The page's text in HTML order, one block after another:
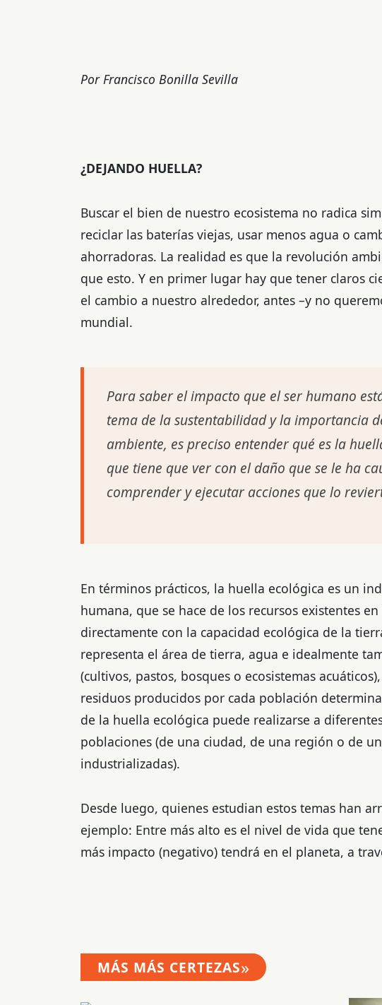
Por Francisco Bonilla Sevilla
¿DEJANDO HUELLA?
Buscar el bien de nuestro ecosistema no radica
reciclar las baterías viejas, usar menos agua o
ahorradoras. La realidad es que la revolución
que esto. Y en primer lugar hay que tener claros
el cambio a nuestro alrededor, antes –y no
mundial.
Para saber el impacto que el ser humano
tema de la sustentabilidad y la importancia
ambiente, es preciso entender qué es la
que tiene que ver con el daño que se le ha
comprender y ejecutar acciones que lo
En términos prácticos, la huella ecológica es un
humana, que se hace de los recursos existentes
directamente con la capacidad ecológica de la
representa el área de tierra, agua e idealmente
(cultivos, pastos, bosques o ecosistemas
residuos producidos por cada población
de la huella ecológica puede realizarse a
poblaciones (de una ciudad, de una región o de
industrializadas).
Desde luego, quienes estudian estos temas han
ejemplo: Entre más alto es el nivel de vida que
más impacto (negativo) tendrá en el planeta, a
MÁS MÁS CERTEZAS»